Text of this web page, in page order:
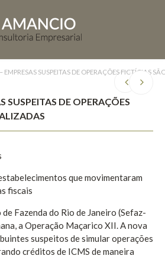
EMPRESAS SUSPEITAS DE OPERAÇÕES FICTÍCIAS
SUSPEITAS DE OPERAÇÕES
que movimentaram
fiscais
Fazenda do Rio de Janeiro (Sefaz-
a Operação Maçarico XII. A nova
suspeitos de simular operações
créditos de ICMS de maneira